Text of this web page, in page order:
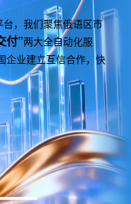
，我们聚焦俄语区市
付”两大全自动化服
企业建立互信合作，快